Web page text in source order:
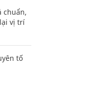
chuẩn,
vị trí
tố